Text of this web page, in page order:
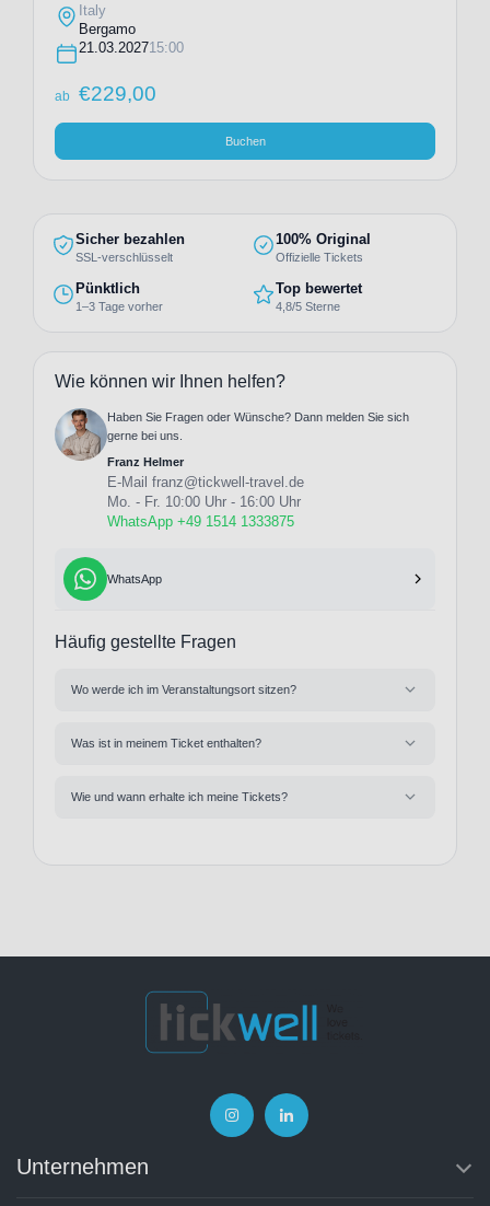
Italy
Bergamo
21.03.202715:00
ab €229,00
Buchen
Sicher bezahlen
SSL-verschlüsselt
100% Original
Offizielle Tickets
Pünktlich
1–3 Tage vorher
Top bewertet
4,8/5 Sterne
Wie können wir Ihnen helfen?
Haben Sie Fragen oder Wünsche? Dann melden Sie sich
gerne bei uns.
Franz Helmer
E-Mail franz@tickwell-travel.de
Mo. - Fr. 10:00 Uhr - 16:00 Uhr
WhatsApp +49 1514 1333875
WhatsApp
Häufig gestellte Fragen
Wo werde ich im Veranstaltungsort sitzen?
Was ist in meinem Ticket enthalten?
Wie und wann erhalte ich meine Tickets?
Unternehmen